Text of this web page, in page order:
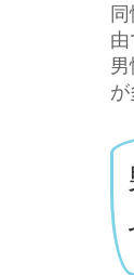
由
が